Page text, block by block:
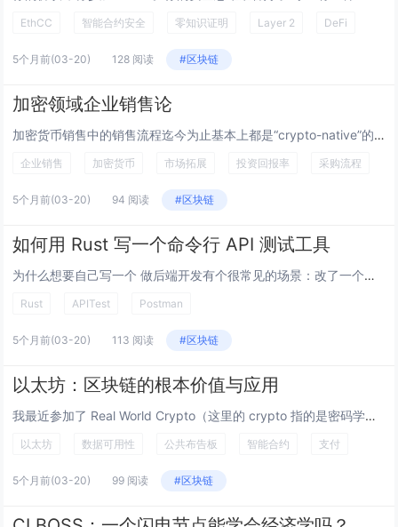
EthCC 智能合约安全 零知识证明 Layer 2 DeFi
5个月前(03-20) 128 阅读 #区块链
加密领域企业销售论
加密货币销售中的销售流程迄今为止基本上都是“crypto-native”的。如果你正在销售基于加密货币的产品、协议或软件即服务，你的目标潜在客户和现有客户通常对相关术语、特定技术原语及其带来的好处有所了解。这种crypto-native方法...
企业销售 加密货币 市场拓展 投资回报率 采购流程
5个月前(03-20) 94 阅读 #区块链
如何用 Rust 写一个命令行 API 测试工具
为什么想要自己写一个 做后端开发有个很常见的场景：改了一个接口，得先本地跑起来，然后找个东西测一下，看看返回对不对。 Postman 当然是个好工具，但它有几个问题： 第一，配置太臃肿。导个 collection 出来，几百...
Rust APITest Postman
5个月前(03-20) 113 阅读 #区块链
以太坊：区块链的根本价值与应用
我最近参加了 Real World Crypto（这里的 crypto 指的是密码学）及其相关的周边活动，其中一件事让我深受启发，那就是它让我更清晰地理解了区块链的用途。我们这些区块链从业者（包括我自己）常常倾向于从“我们是 Ethereu...
以太坊 数据可用性 公共布告板 智能合约 支付
5个月前(03-20) 99 阅读 #区块链